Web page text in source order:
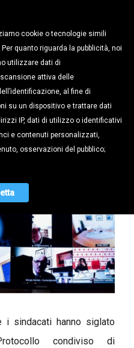
DEL
SICUREZZA
i sindacati hanno siglato
condiviso di
cookie o tecnologie simili
Per quanto riguarda la pubblicità, noi
utilizzare dati di
attiva delle
al fine di
su un dispositivo e trattare dati
IP, dati di utilizzo o identificativi
e contenuti personalizzati,
osservazioni del pubblico;